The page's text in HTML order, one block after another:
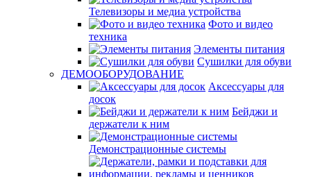
Телевизоры и медиа устройства
Фото и видео
техника
Элементы питания
Сушилки для обуви
ДЕМООБОРУДОВАНИЕ
Аксессуары для
досок
Бейджи и
держатели к ним
Демонстрационные системы